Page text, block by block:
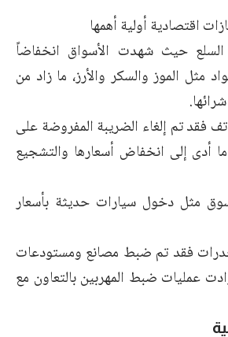
اقتصادية أولية أهمها
حيث شهدت الأسواق انخفاضاً
مثل الموز والسكر والأرز، ما زاد من
فقد تم إلغاء الضريبة المفروضة على
ما أدى إلى انخفاض أسعارها والتشجيع
مثل دخول سيارات حديثة بأسعار
فقد تم ضبط مصانع ومستودعات
عمليات ضبط المهربين بالتعاون مع